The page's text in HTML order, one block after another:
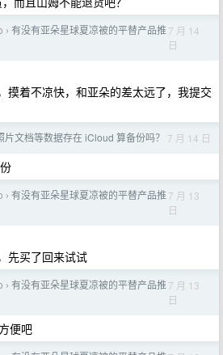
› 有没有亚朵星球夏凉被的平替产品推 7 月 14
日
摸着不凉快，和亚朵的差太远了，我提交
片文档等数据存在 iCloud 算备份吗？ 7 月 14 日
› 有没有亚朵星球夏凉被的平替产品推 7 月 13
日
先买了回来试试
› 有没有亚朵星球夏凉被的平替产品推 7 月 13
日
便吧